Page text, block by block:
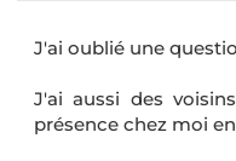
J'ai oublié une
J'ai aussi des
présence chez moi